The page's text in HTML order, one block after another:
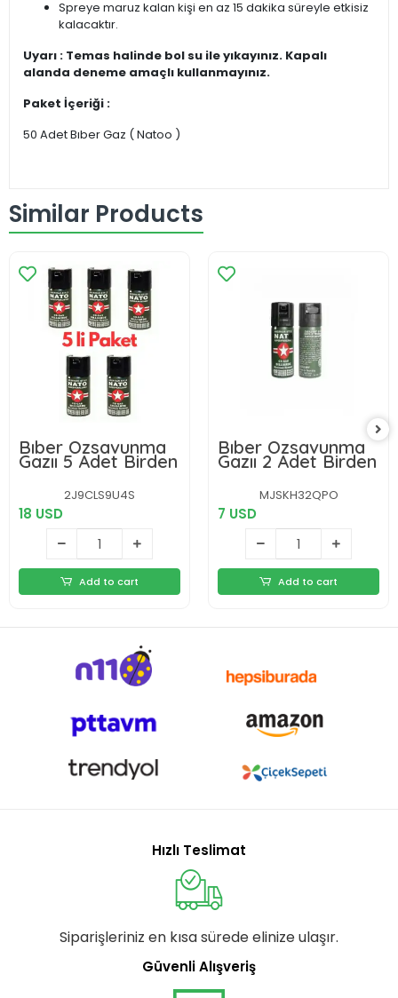
Spreye maruz kalan kişi en az 15 dakika süreyle etkisiz
kalacaktır.
Uyarı : Temas halinde bol su ile yıkayınız. Kapalı
alanda deneme amaçlı kullanmayınız.
Paket İçeriği :
50 Adet Bıber Gaz ( Natoo )
Similar Products
Bıber Özsavunma
Gazıı 5 Adet Birden
2J9CLS9U4S
18 USD
Add to cart
Bıber Özsavunma
Gazıı 2 Adet Birden
MJSKH32QPO
7 USD
Add to cart
Hızlı Teslimat
Siparişleriniz en kısa sürede elinize ulaşır.
Güvenli Alışveriş